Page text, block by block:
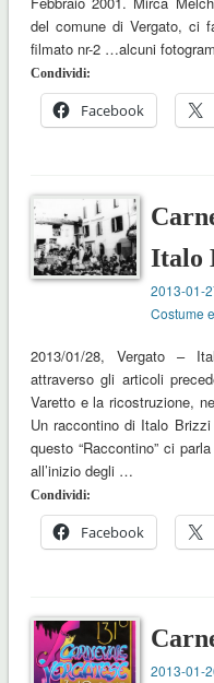
del comune di Vergato, ci
filmato nr-2 …alcuni
Condividi:
Facebook
Italo
2013-01-
Costume
2013/01/28, Vergato –
attraverso gli articoli
Varetto e la ricostruzione,
Un raccontino di Italo
questo “Raccontino” ci
all’inizio degli …
Condividi:
Facebook
2013-01-